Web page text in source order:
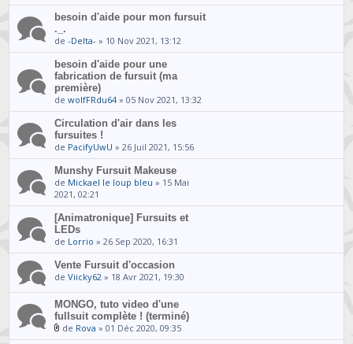
besoin d'aide pour mon fursuit
._.
de-Delta- » 10 Nov 2021, 13:12
besoin d'aide pour une
fabrication de fursuit (ma
première)
dewolfFRdu64» 05 Nov 2021, 13:32
Circulation d'air dans les
fursuites !
de PacifyUwU » 26 Juil 2021, 15:56
Munshy Fursuit Makeuse
de Mickael le loup bleu » 15 Mai
2021, 02:21
[Animatronique] Fursuits et
LEDs
de Lorrio » 26 Sep 2020, 16:31
Vente Fursuit d'occasion
deViicky62 » 18 Avr 2021, 19:30
MONGO, tuto video d'une
fullsuit complète ! (terminé)
de Rova » 01 Déc 2020, 09:35